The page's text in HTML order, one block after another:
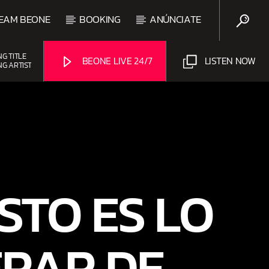
BEONE BOOKING ANÚNCIATE
LISTEN NOW
BEONE LIVE 24/7
TITLE
ARTIST
ES LO